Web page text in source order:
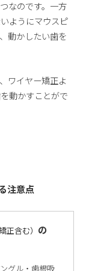
なのです。一方
ようにマウスピ
動かしたい歯を
ワイヤー矯正よ
動かすことがで
注意点
正含む） の
グル・歯根吸